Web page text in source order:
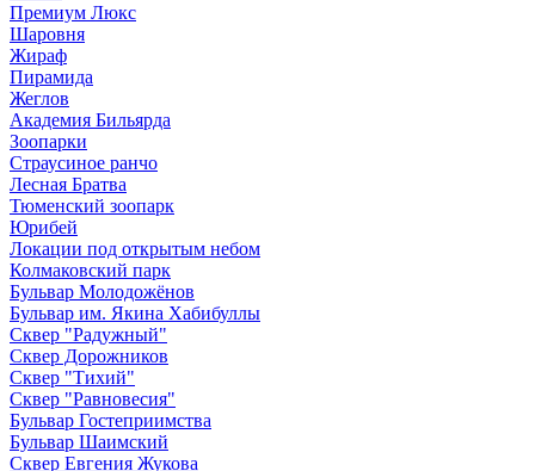
Премиум Люкс
Шаровня
Жираф
Пирамида
Жеглов
Академия Бильярда
Зоопарки
Страусиное ранчо
Лесная Братва
Тюменский зоопарк
Юрибей
Локации под открытым небом
Колмаковский парк
Бульвар Молодожёнов
Бульвар им. Якина Хабибуллы
Сквер "Радужный"
Сквер Дорожников
Сквер "Тихий"
Cквер "Равновесия"
Бульвар Гостеприимства
Бульвар Шаимский
Сквер Евгения Жукова